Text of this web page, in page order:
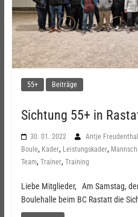
55+ Beiträge
Sichtung 55+ in
30. 01. 2022 Antje Freudenthal
Boule, Kader, Leistungskader,
Team, Trainer, Training
Liebe Mitglieder, Am Samstag,
Boulehalle beim BC Rastatt die